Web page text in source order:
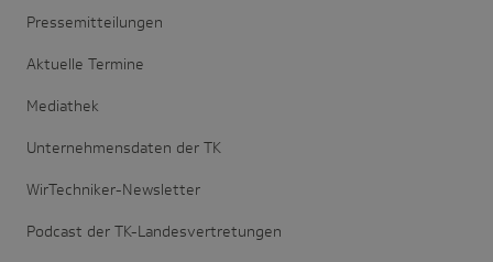
Pressemitteilungen
Aktuelle Termine
Mediathek
Unternehmensdaten der TK
WirTechniker-Newsletter
Podcast der TK-Landesvertretungen